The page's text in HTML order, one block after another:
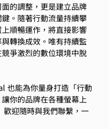
的調整，更是建立品牌
。隨著行動流量持續攀
順暢運作，將直接影響
轉換成效。唯有持續監
爭激烈的數位環境中脫
也能為你量身打造「行動
你的品牌在各種螢幕上
迎隨時與我們聯繫，一